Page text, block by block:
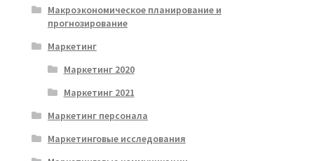
Макроэкономическое планирование и
прогнозирование
Маркетинг
Маркетинг 2020
Маркетинг 2021
Маркетинг персонала
Маркетинговые исследования